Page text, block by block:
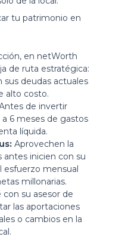
tu patrimonio en
en netWorth
de ruta estratégica:
sus deudas actuales
alto costo.
de invertir
6 meses de gastos
líquida.
Aprovechen la
inicien con su
esfuerzo mensual
millonarias.
su asesor de
las aportaciones
o cambios en la